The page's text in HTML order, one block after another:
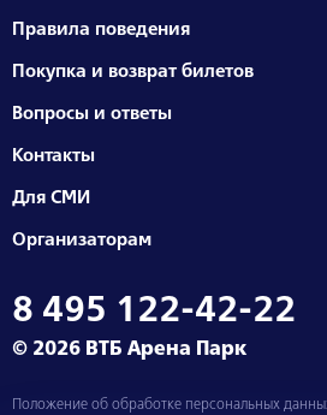
Правила поведения
Покупка и возврат билетов
Вопросы и ответы
Контакты
Для СМИ
Организаторам
8 495 122-42-22
© 2026 ВТБ Арена Парк
Положение об обработке персональных